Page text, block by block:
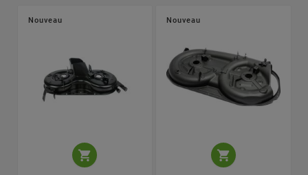
Nouveau

Nouveau
